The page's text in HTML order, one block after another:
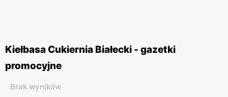
Kiełbasa Cukiernia Białecki - gazetki
promocyjne
Brak wyników